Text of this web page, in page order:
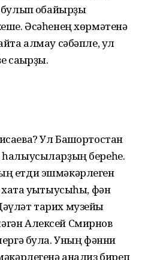
ҡобайырҙы
Әсәһенең хөрмәтенә
алмау сәбәпле, ул
саҡырҙы.
Ул Башҡортостан
һалыусыларҙың береһе.
етди эшмәкәрлеген
уҡытыусыһы, фән
тарих музейы
Алексей Смирнов
була. Уның фәнни
анализ биреп